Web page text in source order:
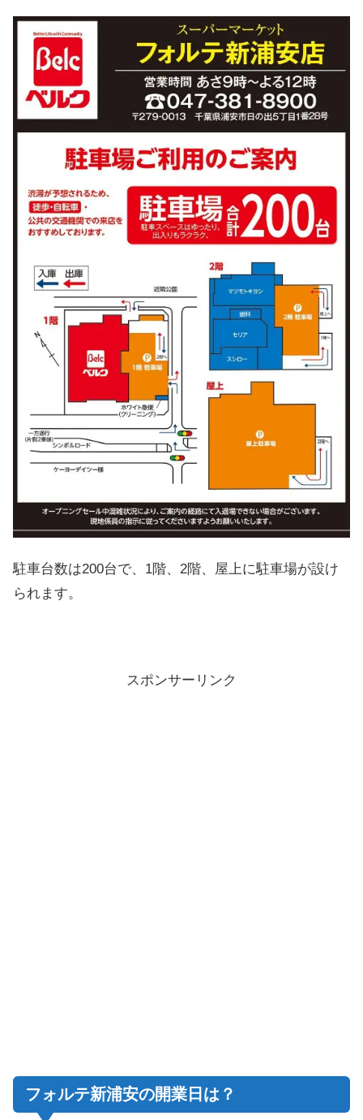
駐車台数は200台で、1階、2階、屋上に駐車場が設け
られます。
スポンサーリンク
フォルテ新浦安の開業日は？